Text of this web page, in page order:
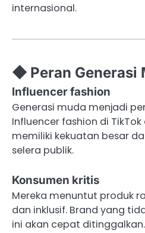
internasional.
◆ Peran Generasi
Influencer fashion
Generasi muda menjadi
Influencer fashion di
memiliki kekuatan besar
selera publik.
Konsumen kritis
Mereka menuntut produk
dan inklusif. Brand yang
ini akan cepat ditinggalkan.